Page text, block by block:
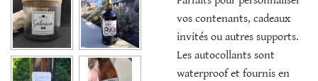
vos contenants, cadeaux
invités ou autres supports.
Les autocollants sont
waterproof et fournis en